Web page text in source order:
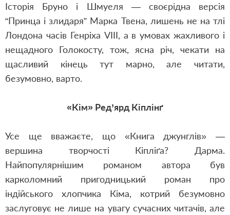
Історія Бруно і Шмуеля — своєрідна версія
“Принца і злидаря” Марка Твена, лишень не на тлі
Лондона часів Генріха VIII, а в умовах жахливого і
нещадного Голокосту, тож, ясна річ, чекати на
щасливий кінець тут марно, але читати,
безумовно, варто.
«Кім» Ред’ярд Кіплінґ
Усе ще вважаєте, що «Книга джунглів» —
вершина творчості Кіпліґа? Дарма.
Найпопулярнішим романом автора був
карколомний пригодницький роман про
індійського хлопчика Кіма, котрий безумовно
заслуговує не лише на увагу сучасних читачів, але